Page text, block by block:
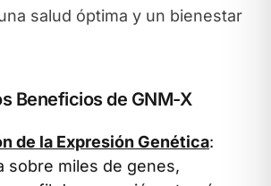
salud óptima y un bienestar
Beneficios de GNM-X
de la Expresión Genética:
sobre miles de genes,